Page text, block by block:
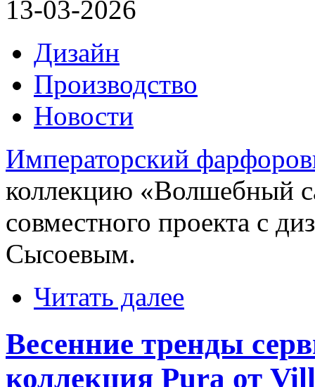
13-03-2026
Дизайн
Производство
Новости
Императорский
коллекцию «Волшебный
совместного проекта с
Сысоевым.
Читать далее
Весенние тренды
коллекция Pura от